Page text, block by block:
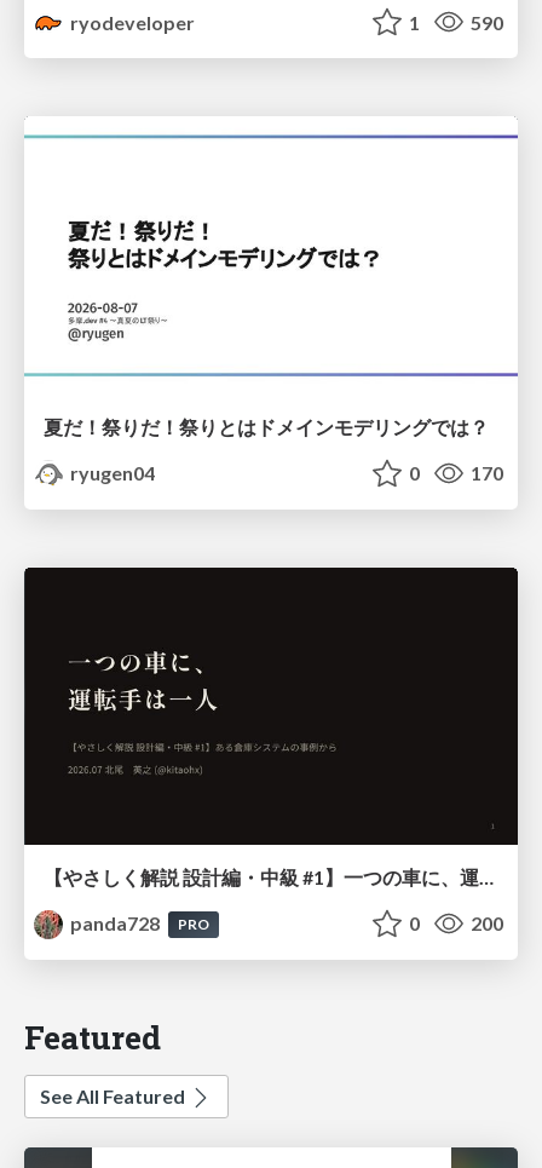
ryodeveloper
1 590
夏だ！祭りだ！祭りとはドメインモデリングでは？
ryugen04
0 170
【やさしく解説 設計編・中級 #1】一つの車に、運転手は一人 ～ある倉庫システムの事例から～
panda728
PRO 0 200
Featured
See All Featured